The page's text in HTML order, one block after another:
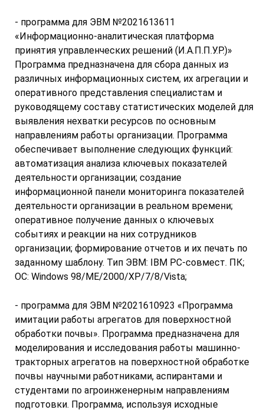
- программа для ЭВМ №2021613611
«Информационно-аналитическая платформа
принятия управленческих решений (И.А.П.П.У.Р.)»
Программа предназначена для сбора данных из
различных информационных систем, их агрегации и
оперативного представления специалистам и
руководящему составу статистических моделей для
выявления нехватки ресурсов по основным
направлениям работы организации. Программа
обеспечивает выполнение следующих функций:
автоматизация анализа ключевых показателей
деятельности организации; создание
информационной панели мониторинга показателей
деятельности организации в реальном времени;
оперативное получение данных о ключевых
событиях и реакции на них сотрудников
организации; формирование отчетов и их печать по
заданному шаблону. Тип ЭВМ: IBM PC-совмест. ПК;
ОС: Windows 98/ME/2000/ХР/7/8/Vista;
- программа для ЭВМ №2021610923 «Программа
имитации работы агрегатов для поверхностной
обработки почвы». Программа предназначена для
моделирования и исследования работы машинно-
тракторных агрегатов на поверхностной обработке
почвы научными работниками, аспирантами и
студентами по агроинженерным направлениям
подготовки. Программа, используя исходные